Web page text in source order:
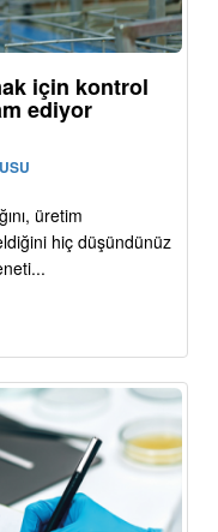
için kontrol
ediyor
üretim
hiç düşündünüz